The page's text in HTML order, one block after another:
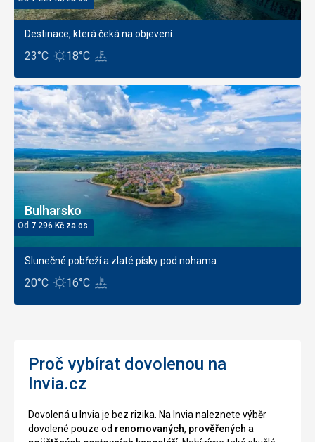
Destinace, která čeká na objevení.
23°C 18°C
Bulharsko
Od 7 296 Kč za os.
Slunečné pobřeží a zlaté písky pod nohama
20°C 16°C
Proč vybírat dovolenou na
Invia.cz
Dovolená u Invia je bez rizika. Na Invia naleznete výběr
dovolené pouze od renomovaných, prověřených a